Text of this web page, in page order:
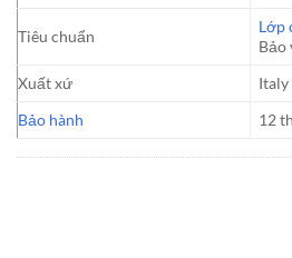
Tiêu chuẩn
Lớp
Bảo
Xuất xứ
Italy
Bảo hành
12